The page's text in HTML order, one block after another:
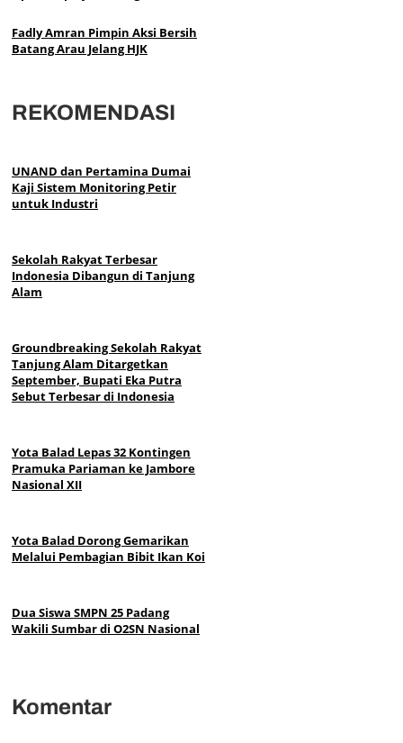
Fadly Amran Pimpin Aksi Bersih
Batang Arau Jelang HJK
REKOMENDASI
UNAND dan Pertamina Dumai
Kaji Sistem Monitoring Petir
untuk Industri
Sekolah Rakyat Terbesar
Indonesia Dibangun di Tanjung
Alam
Groundbreaking Sekolah Rakyat
Tanjung Alam Ditargetkan
September, Bupati Eka Putra
Sebut Terbesar di Indonesia
Yota Balad Lepas 32 Kontingen
Pramuka Pariaman ke Jambore
Nasional XII
Yota Balad Dorong Gemarikan
Melalui Pembagian Bibit Ikan Koi
Dua Siswa SMPN 25 Padang
Wakili Sumbar di O2SN Nasional
Komentar